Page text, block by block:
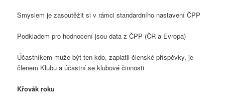
Smyslem je zasoutěžit si v rámci standardního nastavení ČPP
Podkladem pro hodnocení jsou data z ČPP (ČR a Evropa)
Účastníkem může být ten kdo, zaplatil členské příspěvky, je
členem Klubu a účastní se klubové činnosti
Křovák roku